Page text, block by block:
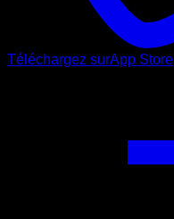
Téléchargez surApp Store